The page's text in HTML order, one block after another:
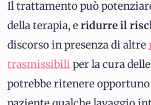
Il trattamento può
della terapia, eridurre il
discorso in presenza di altre
trasmissibili per la cura
potrebbe ritenere